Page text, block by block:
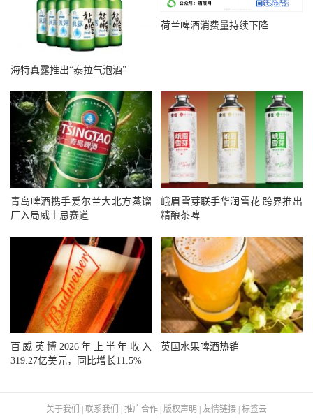
海特真露推出“泰拉气泡酒”
荷兰啤酒消费量持续下降
青岛啤酒携手爱尔兰大北方蒸馏
厂入局威士忌赛道
峨眉雪芽联手华润雪花 跨界推出
精酿茶啤
百威英博2026年上半年收入
319.27亿美元，同比增长11.5%
英国水果啤酒热销
关于我们 联系我们 推广合作 版权声明 友情链接 标签云